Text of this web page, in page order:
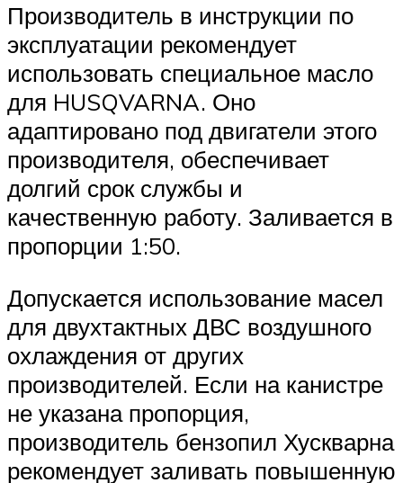
Производитель в инструкции по
эксплуатации рекомендует
использовать специальное масло
для HUSQVARNA. Оно
адаптировано под двигатели этого
производителя, обеспечивает
долгий срок службы и
качественную работу. Заливается в
пропорции 1:50.
Допускается использование масел
для двухтактных ДВС воздушного
охлаждения от других
производителей. Если на канистре
не указана пропорция,
производитель бензопил Хускварна
рекомендует заливать повышенную